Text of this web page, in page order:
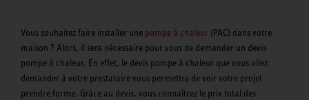
Vous souhaitez faire installer une pompe à chaleur (PAC) dans votre
maison ? Alors, il sera nécessaire pour vous de demander un devis
pompe à chaleur. En effet, le devis pompe à chaleur que vous allez
demander à votre prestataire vous permettra de voir votre projet
prendre forme. Grâce au devis, vous connaîtrez le prix total des